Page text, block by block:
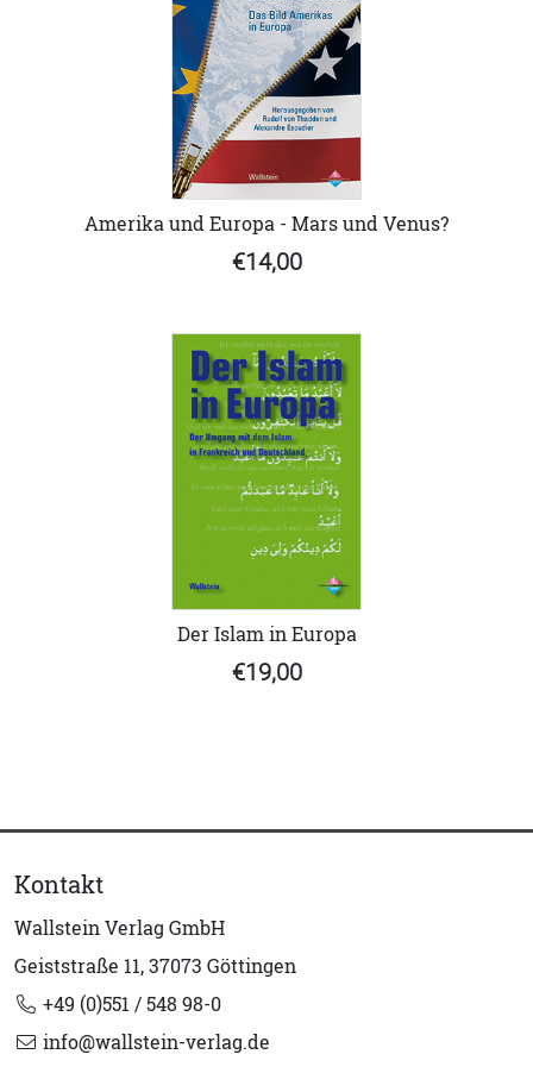
Amerika und Europa - Mars und Venus?
€14,00
Der Islam in Europa
€19,00
Kontakt
Wallstein Verlag GmbH
Geiststraße 11, 37073 Göttingen
+49 (0)551 / 548 98-0
info@wallstein-verlag.de